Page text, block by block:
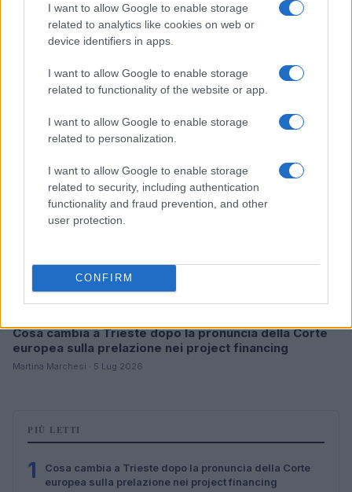
I want to allow Google to enable storage
related to analytics like cookies on web or
device identifiers in apps.
I want to allow Google to enable storage
related to functionality of the website or app.
I want to allow Google to enable storage
related to personalization.
I want to allow Google to enable storage
related to security, including authentication
functionality and fraud prevention, and other
user protection.
CONFIRM
Acquisizione Fincantieri-WSense: i fondatori restano
Linda Pellegrini · 7 Lug 2026
Cosa cambia a Trieste dopo la pronuncia della Corte
europea sulla prelazione nei project financing
Martina Marchesi · 5 Lug 2026
PIÙ LETTI
1
Cosa cambia a Trieste dopo la pronuncia della Corte
europea sulla prelazione nei project financing